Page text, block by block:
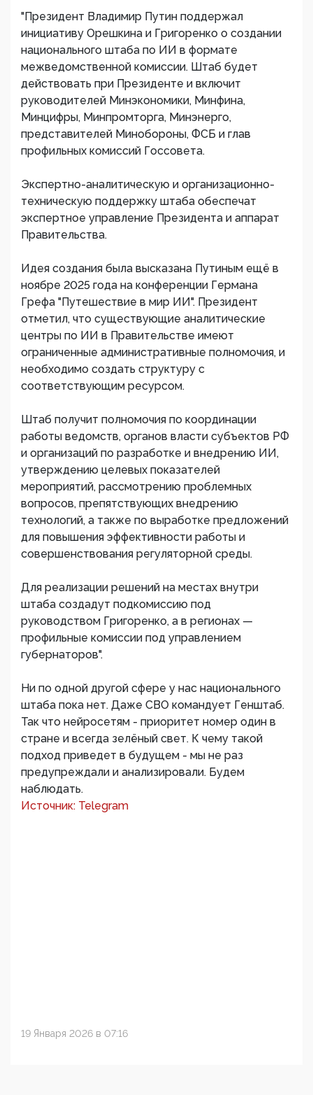
"Президент Владимир Путин поддержал
инициативу Орешкина и Григоренко о создании
национального штаба по ИИ в формате
межведомственной комиссии. Штаб будет
действовать при Президенте и включит
руководителей Минэкономики, Минфина,
Минцифры, Минпромторга, Минэнерго,
представителей Минобороны, ФСБ и глав
профильных комиссий Госсовета.
Экспертно-аналитическую и организационно-
техническую поддержку штаба обеспечат
экспертное управление Президента и аппарат
Правительства.
Идея создания была высказана Путиным ещё в
ноябре 2025 года на конференции Германа
Грефа "Путешествие в мир ИИ". Президент
отметил, что существующие аналитические
центры по ИИ в Правительстве имеют
ограниченные административные полномочия, и
необходимо создать структуру с
соответствующим ресурсом.
Штаб получит полномочия по координации
работы ведомств, органов власти субъектов РФ
и организаций по разработке и внедрению ИИ,
утверждению целевых показателей
мероприятий, рассмотрению проблемных
вопросов, препятствующих внедрению
технологий, а также по выработке предложений
для повышения эффективности работы и
совершенствования регуляторной среды.
Для реализации решений на местах внутри
штаба создадут подкомиссию под
руководством Григоренко, а в регионах —
профильные комиссии под управлением
губернаторов".
Ни по одной другой сфере у нас национального
штаба пока нет. Даже СВО командует Генштаб.
Так что нейросетям - приоритет номер один в
стране и всегда зелёный свет. К чему такой
подход приведет в будущем - мы не раз
предупреждали и анализировали. Будем
наблюдать.
Источник: Telegram
19 Января 2026 в 07:16